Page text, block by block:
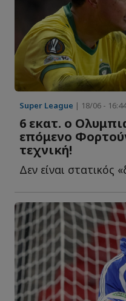
Super League | 18/06 - 16:44
6 εκατ. ο
επόμενο
τεχνική!